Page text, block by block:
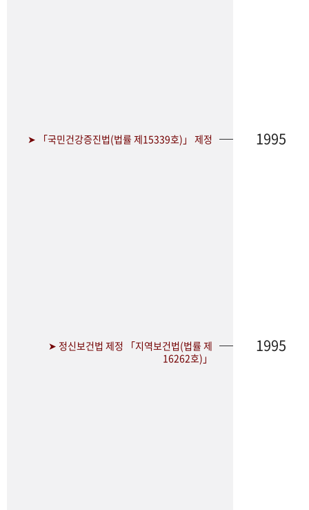
➤ 「국민건강증진법(법률 제15339호)」 제정 1995
➤ 정신보건법 제정 「지역보건법(법률 제
16262호)」
1995